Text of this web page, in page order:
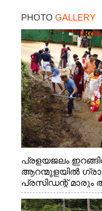
PHOTO GALLERY
പ്രളയജലം
ആറന്മുളയിൽ
പ്രസിഡന്റ് മാരും
റോഡിൽ അടിഞ്ഞ്